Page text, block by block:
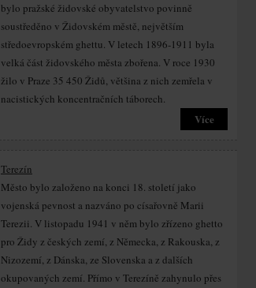
bylo pražské židovské obyvatelstvo povinně
soustředěno v Židovském městě, největším
středoevropském ghettu. V letech 1896-1911 byla
velká část židovského města zbořena. V roce 1930
žilo v Praze 35 450 Židů, většina z nich zemřela v
nacistických koncentračních táborech.
Více
Terezín
Město bylo založeno na konci 18. století jako
vojenská pevnost a nazváno po císařovně Marii
Terezii. V listopadu 1941 v něm bylo zřízeno ghetto
pro Židy z českých zemí, z Německa, z Rakouska, z
Nizozemí, z Dánska, ze Slovenska a z dalších
okupovaných zemí. Přímo v Terezíně zahynulo přes